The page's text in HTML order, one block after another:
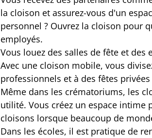
la cloison et assurez-vous d'un
personnel ? Ouvrez la cloison pour
employés.
Vous louez des salles de fête et
Avec une cloison mobile, vous
professionnels et à des fêtes
Même dans les crématoriums, les
utilité. Vous créez un espace
cloisons lorsque beaucoup de
Dans les écoles, il est pratique de